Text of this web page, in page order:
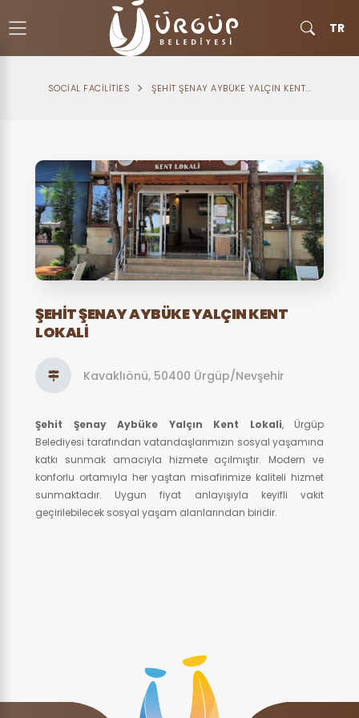
TR
SOCIAL FACILITIES ŞEHIT ŞENAY AYBÜKE YALÇIN KENT...
ŞEHIT ŞENAY AYBÜKE YALÇIN KENT
LOKALI
Kavaklıönü, 50400 Ürgüp/Nevşehir
Şehit Şenay Aybüke Yalçın Kent Lokali, Ürgüp
Belediyesi tarafından vatandaşlarımızın sosyal yaşamına
katkı sunmak amacıyla hizmete açılmıştır. Modern ve
konforlu ortamıyla her yaştan misafirimize kaliteli hizmet
sunmaktadır. Uygun fiyat anlayışıyla keyifli vakit
geçirilebilecek sosyal yaşam alanlarından biridir.